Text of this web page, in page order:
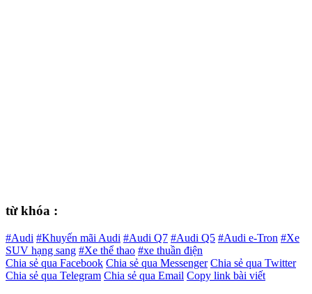
từ khóa :
#Audi #Khuyến mãi Audi #Audi Q7 #Audi Q5 #Audi e-Tron #Xe
SUV hạng sang #Xe thể thao #xe thuần điện
Chia sẻ qua Facebook Chia sẻ qua Messenger Chia sẻ qua Twitter
Chia sẻ qua Telegram Chia sẻ qua Email Copy link bài viết